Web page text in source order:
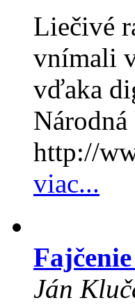
Liečivé
vnímali
vďaka
http://
viac...
Ján